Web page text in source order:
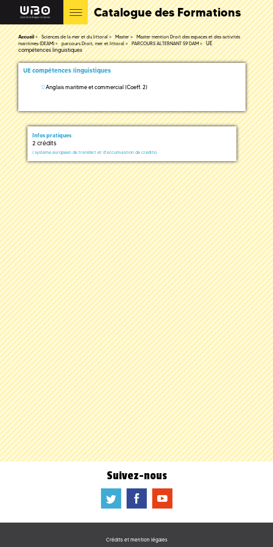
Catalogue des Formations
Accueil Sciences de la mer et du littoral Master
Master mention Droit des espaces et des activités
maritimes (DEAM)
parcours Droit, mer et littoral PARCOURS ALTERNANT S9 DAM
UE
compétences linguistiques
UE compétences linguistiques
Anglais maritime et commercial (Coeff. 2)
Infos pratiques
2 crédits
( système européen de transfert et d'accumulation de crédits)
Suivez-nous
a b f
Crédits et mention légales